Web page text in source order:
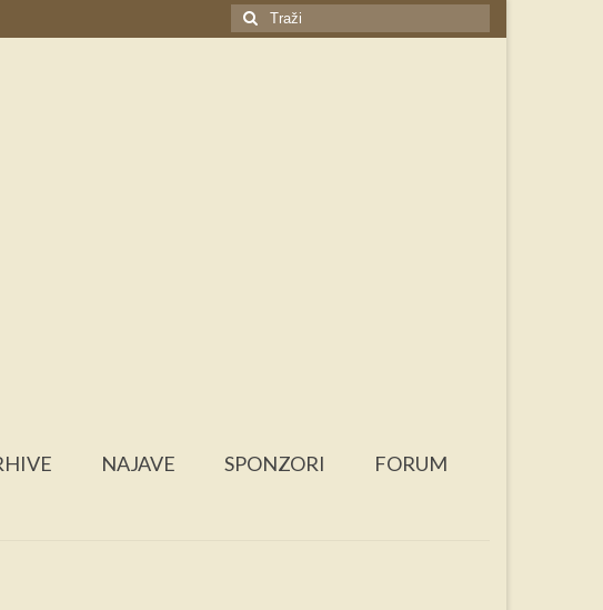
Search
for:
NAJAVE SPONZORI FORUM